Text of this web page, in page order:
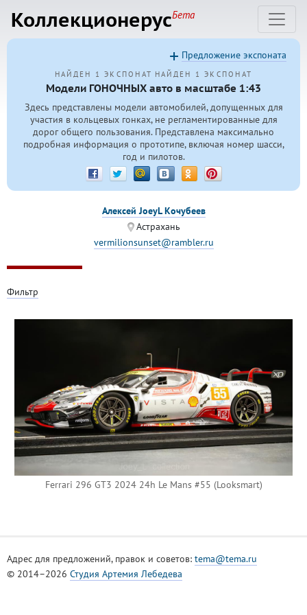
КоллекционерусБета
НАЙДЕН 1 ЭКСПОНАТ НАЙДЕН 1 ЭКСПОНАТ
Модели ГОНОЧНЫХ авто в масштабе 1:43
Здесь представлены модели автомобилей, допущенных для
участия в кольцевых гонках, не регламентированные для
дорог общего пользования. Представлена максимально
подробная информация о прототипе, включая номер шасси,
год и пилотов.
Предложение экспоната
Алексей JoeyL Кочубеев
Астрахань
vermilionsunset@rambler.ru
Ferrari 296 GT3 2024 24h Le Mans #55 (Looksmart)
Фильтр
Адрес для предложений, правок и советов: tema@tema.ru
© 2014–2026 Студия Артемия Лебедева